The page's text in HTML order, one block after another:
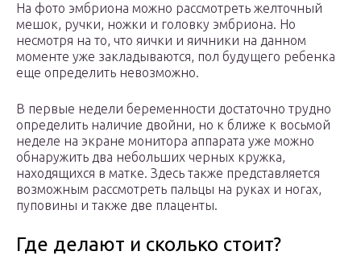
На фото эмбриона можно рассмотреть желточный
мешок, ручки, ножки и головку эмбриона. Но
несмотря на то, что яички и яичники на данном
моменте уже закладываются, пол будущего ребенка
еще определить невозможно.
В первые недели беременности достаточно трудно
определить наличие двойни, но к ближе к восьмой
неделе на экране монитора аппарата уже можно
обнаружить два небольших черных кружка,
находящихся в матке. Здесь также представляется
возможным рассмотреть пальцы на руках и ногах,
пуповины и также две плаценты.
Где делают и сколько стоит?